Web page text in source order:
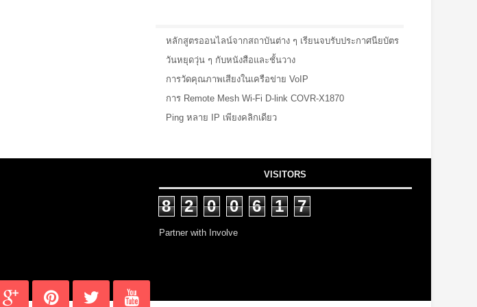
หลักสูตรออนไลน์จากสถาบันต่าง ๆ เรียนจบรับประกาศนียบัตร
วันหยุดวุ่น ๆ กับหนังสือและชั้นวาง
การวัดคุณภาพเสียงในเครือข่าย VoIP
การ Remote Mesh Wi-Fi D-link COVR-X1870
Ping หลาย IP เพียงคลิกเดียว
VISITORS
8 2 0 0 6 1 7
Partner with Involve